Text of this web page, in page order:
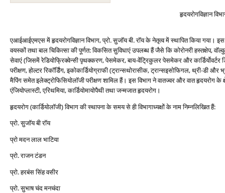
हृदयरोगविज्ञान
एआईआईएमएस में हृदयरोगविज्ञान विभाग, प्रो. सुजॉय बी. रॉय के नेतृत्व में स्थापित किया गया।
वयस्कों तथा बाल चिकित्सा की पूर्णत: विकसित सुविधाएं उपलब्ध हैं जैसे कि कोरोनरी हस्तक्षेप,
सेवाएं (जिसमें रेडियोफ्रिक्वेन्सी पृथक्करण, पेसमेकर, बाय-वेंट्रिकुलर पेसमेकर और
परीक्षण, होल्टर रिकॉर्डिंग, इकोकार्डियोग्राफी (ट्रान्सथोरासीक, ट्रान्सइसोफिगल, थ्री-डी
मैपिंग समेत इलेक्ट्रोफिसियोलॉजी परीक्षण शामिल हैं। इस विभाग ने वातज्वर और वात हृदयरोग
एंजियोप्लास्टी, एरिथमिया, कार्डियोमायोपैथी तथा जन्मजात हृदयरोग।
हृदयरोग (कार्डियोलॉजी) विभाग की स्थापना के समय से ही विभागाध्यक्षों के नाम निम्नलिखित हैं:
प्रो. सुजॉय बी रॉय
प्रो मदन लाल भाटिया
प्रो. राजन टंडन
प्रो. हरबंस सिंह वसीर
प्रो. सुभाष चंद मनचंदा